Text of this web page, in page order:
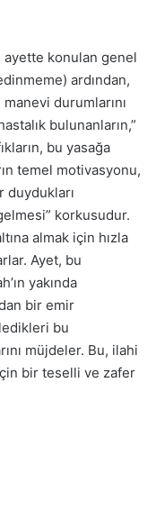
ayette konulan genel
ardından,
durumlarını
bulunanların,”
bu yasağa
temel motivasyonu,
duydukları
korkusudur.
almak için hızla
Ayet, bu
yakında
bir emir
bu
müjdeler. Bu, ilahi
bir teselli ve zafer